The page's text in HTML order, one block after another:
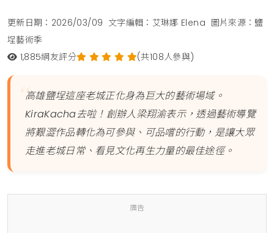
更新日期：2026/03/09 文字編輯：艾琳娜 Elena 圖片來源：鹽
埕藝術季
1,885網友評分 (共108人參與)
高雄鹽埕這座老城正化身為巨大的藝術場域。
KiraKacha去啦！創辦人梁翔渝表示，透過藝術導覽
將艱澀作品轉化為可參與、可品嚐的行動，是讓大眾
走進老城日常、看見文化再生力量的最佳途徑。
廣告